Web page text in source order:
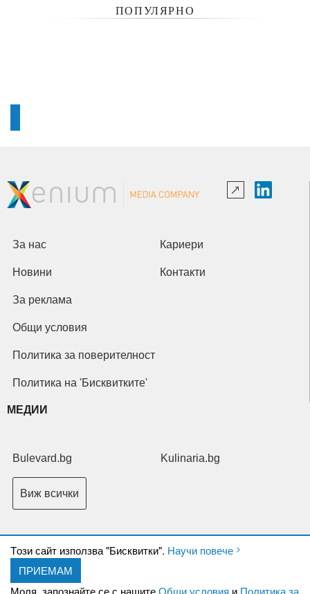
ПОПУЛЯРНО
Tози сайт използва "Бисквитки". Научи повече
ПРИЕМАМ
Моля, запознайте се с нашитеОбщи условия и Политика за
За нас Кариери
Новини Контакти
За реклама
Общи условия
Политика за поверителност
Политика на 'Бисквитките'
МЕДИИ
Bulevard.bg Kulinaria.bg
Виж всички
Copyright © 2026 Ксениум ООД. Всички права запазени.